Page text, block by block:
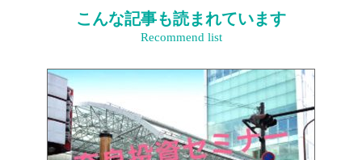
こんな記事も読まれています
Recommend list